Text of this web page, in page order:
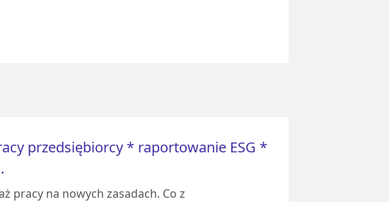
przedsiębiorcy * raportowanie ESG *
pracy na nowych zasadach. Co z